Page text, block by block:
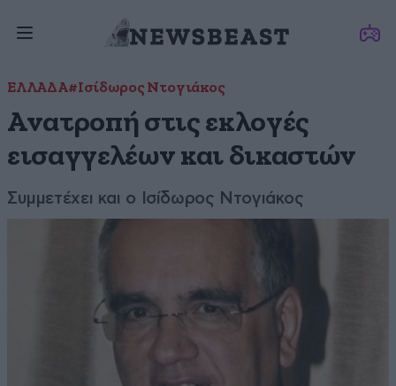
ΕΛΛΑΔΑ#Ισίδωρος Ντογιάκος
Ανατροπή στις εκλογές
εισαγγελέων και δικαστών
Συμμετέχει και ο Ισίδωρος Ντογιάκος